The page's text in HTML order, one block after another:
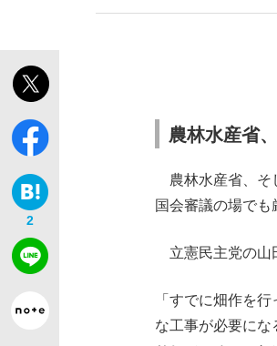
2
農林水産省
農林水産省、そ
国会審議の場でも
立憲民主党の山
「すでに畑作を
な工事が必要に